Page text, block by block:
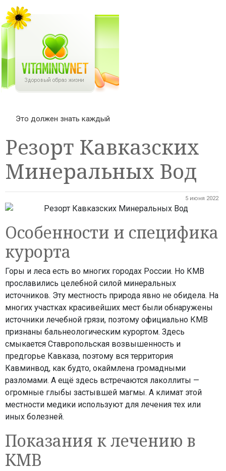
Это должен знать каждый
Резорт Кавказских
Минеральных Вод
5 июня 2022
Особенности и специфика
курорта
Горы и леса есть во многих городах России. Но КМВ
прославились целебной силой минеральных
источников. Эту местность природа явно не обидела. На
многих участках красивейших мест были обнаружены
источники лечебной грязи, поэтому официально КМВ
признаны бальнеологическим курортом. Здесь
смыкается Ставропольская возвышенность и
предгорье Кавказа, поэтому вся территория
Кавминвод, как будто, окаймлена громадными
разломами. А ещё здесь встречаются лаколлиты —
огромные глыбы застывшей магмы. А климат этой
местности медики используют для лечения тех или
иных болезней.
Показания к лечению в
КМВ